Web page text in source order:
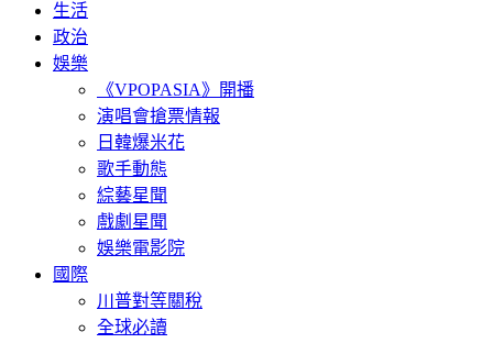
生活
政治
娛樂
《VPOPASIA》開播
演唱會搶票情報
日韓爆米花
歌手動態
綜藝星聞
戲劇星聞
娛樂電影院
國際
川普對等關稅
全球必讀